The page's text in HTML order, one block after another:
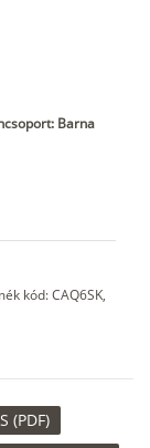
Barna
kód: CAQ6SK,
(PDF)